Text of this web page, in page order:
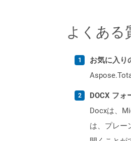
よくある
お気に入り
DOCX フォ
Docxは、
は、プレー